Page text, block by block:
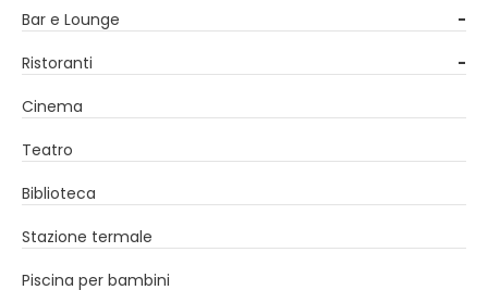
Bar e Lounge
-
Ristoranti
-
Cinema
Teatro
Biblioteca
Stazione termale
Piscina per bambini